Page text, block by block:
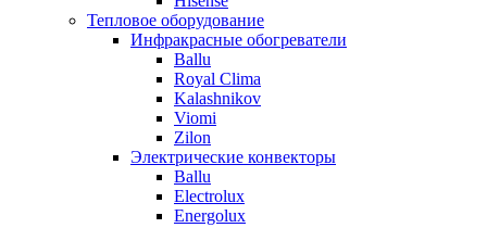
Тепловое оборудование
Инфракрасные обогреватели
Ballu
Royal Clima
Kalashnikov
Viomi
Zilon
Электрические конвекторы
Ballu
Electrolux
Energolux